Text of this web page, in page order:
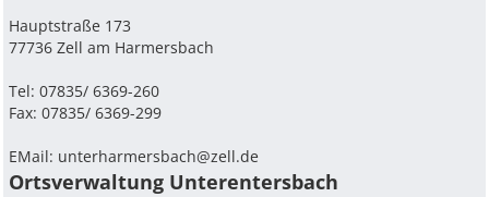
Hauptstraße 173
77736 Zell am Harmersbach
Tel: 07835/ 6369-260
Fax: 07835/ 6369-299
EMail: unterharmersbach@zell.de
Ortsverwaltung Unterentersbach